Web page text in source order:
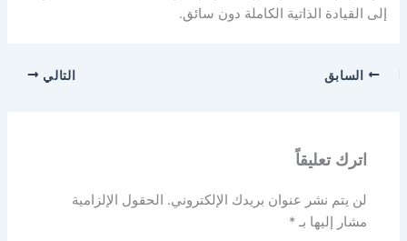
إلى القيادة الذاتية الكاملة دون سائق.
السابق التالي
اترك تعليقاً
لن يتم نشر عنوان بريدك الإلكتروني. الحقول الإلزامية
مشار إليها بـ*